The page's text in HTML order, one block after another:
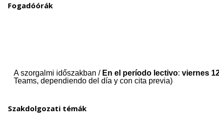
Fogadóórák
Szakdolgozati témák